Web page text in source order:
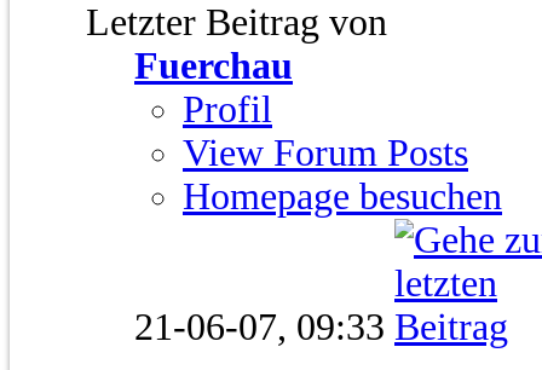
Letzter Beitrag von
Fuerchau
Profil
View Forum Posts
Homepage besuchen
21-06-07, 09:33